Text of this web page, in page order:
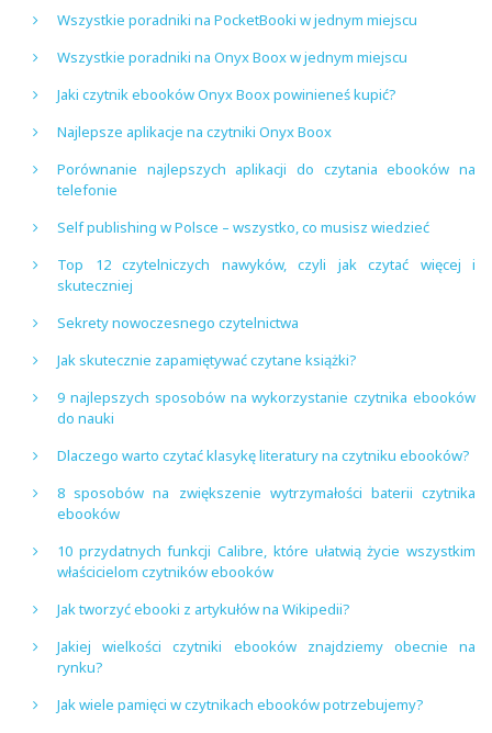
Wszystkie poradniki na PocketBooki w jednym miejscu
Wszystkie poradniki na Onyx Boox w jednym miejscu
Jaki czytnik ebooków Onyx Boox powinieneś kupić?
Najlepsze aplikacje na czytniki Onyx Boox
Porównanie najlepszych aplikacji do czytania ebooków na
telefonie
Self publishing w Polsce – wszystko, co musisz wiedzieć
Top 12 czytelniczych nawyków, czyli jak czytać więcej i
skuteczniej
Sekrety nowoczesnego czytelnictwa
Jak skutecznie zapamiętywać czytane książki?
9 najlepszych sposobów na wykorzystanie czytnika ebooków
do nauki
Dlaczego warto czytać klasykę literatury na czytniku ebooków?
8 sposobów na zwiększenie wytrzymałości baterii czytnika
ebooków
10 przydatnych funkcji Calibre, które ułatwią życie wszystkim
właścicielom czytników ebooków
Jak tworzyć ebooki z artykułów na Wikipedii?
Jakiej wielkości czytniki ebooków znajdziemy obecnie na
rynku?
Jak wiele pamięci w czytnikach ebooków potrzebujemy?